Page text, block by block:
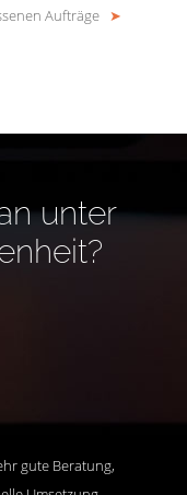
Aufträge ➤
unter
gute Beratung,